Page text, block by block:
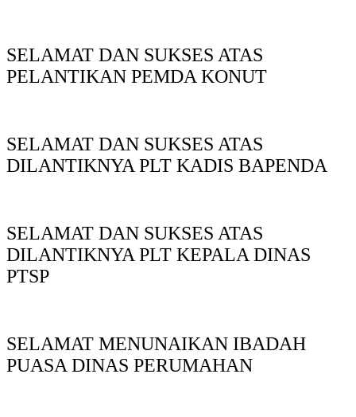
SELAMAT DAN SUKSES ATAS
PELANTIKAN PEMDA KONUT
SELAMAT DAN SUKSES ATAS
DILANTIKNYA PLT KADIS BAPENDA
SELAMAT DAN SUKSES ATAS
DILANTIKNYA PLT KEPALA DINAS
PTSP
SELAMAT MENUNAIKAN IBADAH
PUASA DINAS PERUMAHAN